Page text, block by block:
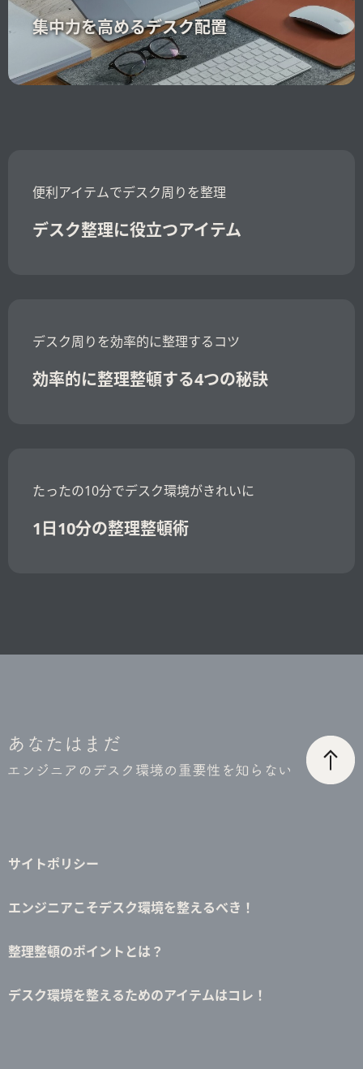
集中力を高めるデスク配置
便利アイテムでデスク周りを整理
デスク整理に役立つアイテム
デスク周りを効率的に整理するコツ
効率的に整理整頓する4つの秘訣
たったの10分でデスク環境がきれいに
1日10分の整理整頓術
サイトポリシー
エンジニアこそデスク環境を整えるべき！
整理整頓のポイントとは？
デスク環境を整えるためのアイテムはコレ！